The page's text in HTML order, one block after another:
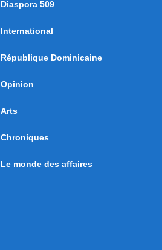
Diaspora 509
International
République Dominicaine
Opinion
Arts
Chroniques
Le monde des affaires